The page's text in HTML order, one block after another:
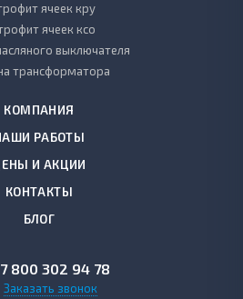
ячеек кру
ячеек ксо
выключателя
трансформатора
КОМПАНИЯ
РАБОТЫ
И АКЦИИ
КОНТАКТЫ
БЛОГ
800 302 94 78
Заказать звонок